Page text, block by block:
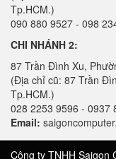
Tp.HCM.)
090 880 9527 - 098
CHI NHÁNH 2:
87 Trần Đình Xu,
(Địa chỉ cũ: 87 Trần
Tp.HCM.)
028 2253 9596 - 0937
Email:
Công ty TNHH Saigon